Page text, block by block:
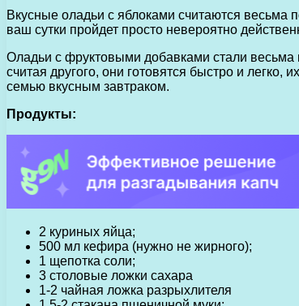
Вкусные оладьи с яблоками считаются весьма
ваш сутки пройдет просто невероятно
Оладьи с фруктовыми добавками стали весьма
считая другого, они готовятся быстро и
семью вкусным завтраком.
Продукты:
2 куриных яйца;
500 мл кефира (нужно не жирного);
1 щепотка соли;
3 столовые ложки сахара
1-2 чайная ложка разрыхлителя